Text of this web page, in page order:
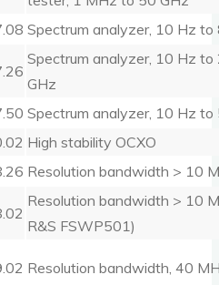
Spectrum analyzer, 10 Hz to
Spectrum analyzer, 10 Hz to
GHz
Spectrum analyzer, 10 Hz to
High stability OCXO
Resolution bandwidth > 10
Resolution bandwidth > 10
R&S FSWP501)
Resolution bandwidth, 40